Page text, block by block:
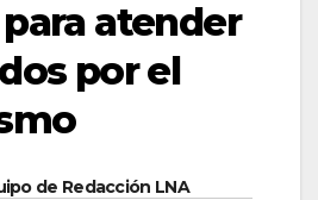
para atender
por el
de Redacción LNA